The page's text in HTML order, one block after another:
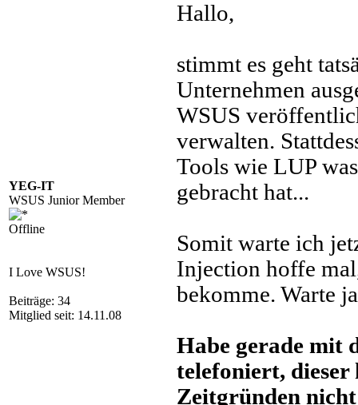
YEG-IT
WSUS Junior Member
Offline
I Love WSUS!
Beiträge: 34
Mitglied seit: 14.11.08
Hallo,
stimmt es geht
Unternehmen
WSUS
verwalten.
Tools wie LUP
gebracht hat...
Somit warte ich
Injection hoffe
bekomme. Warte
Habe gerade mit
telefoniert, dieser
Zeitgründen